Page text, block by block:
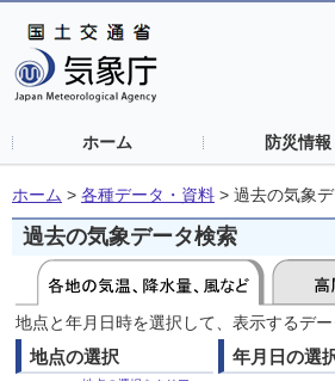
ホーム 防災情報
ホーム > 各種データ・資料 > 過去の気象
過去の気象データ検索
地点と年月日時を選択して、表示するデ
地点の選択 年月日の選